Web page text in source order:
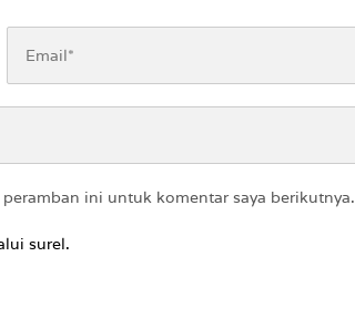
ini untuk komentar saya berikutnya.
surel.